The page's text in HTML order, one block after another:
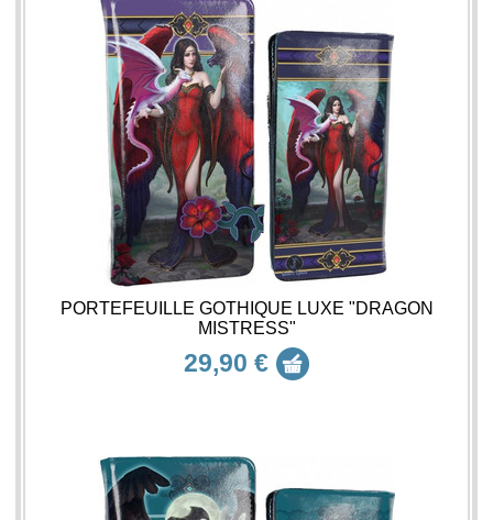
PORTEFEUILLE GOTHIQUE LUXE "DRAGON
MISTRESS"
29,90 €